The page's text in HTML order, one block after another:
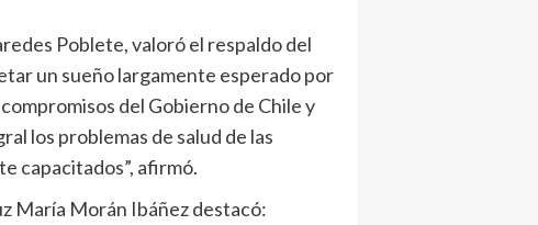
Poblete, valoró el respaldo del
un sueño largamente esperado por
del Gobierno de Chile y
los problemas de salud de las
capacitados”, afirmó.
María Morán Ibáñez destacó: